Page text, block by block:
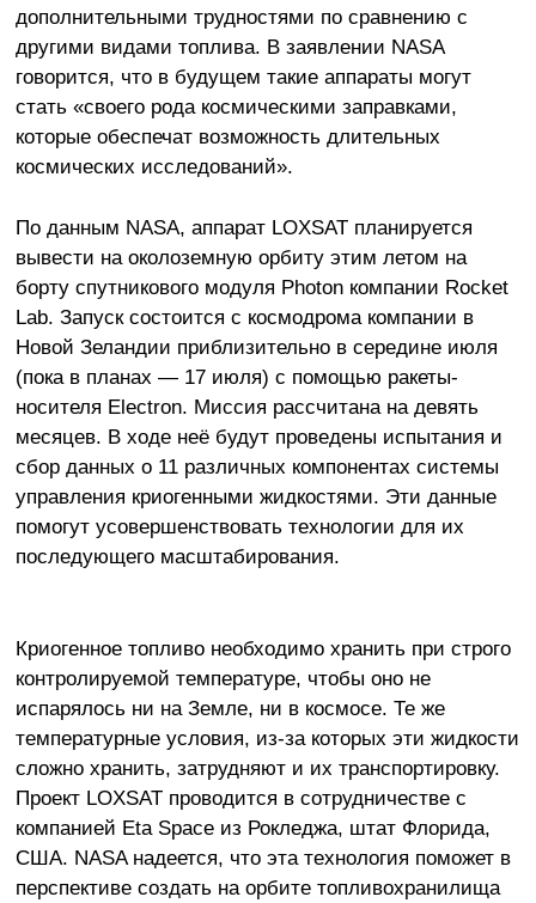
дополнительными трудностями по сравнению с
другими видами топлива. В заявлении NASA
говорится, что в будущем такие аппараты могут
стать «своего рода космическими заправками,
которые обеспечат возможность длительных
космических исследований».
По данным NASA, аппарат LOXSAT планируется
вывести на околоземную орбиту этим летом на
борту спутникового модуля Photon компании Rocket
Lab. Запуск состоится с космодрома компании в
Новой Зеландии приблизительно в середине июля
(пока в планах — 17 июля) с помощью ракеты-
носителя Electron. Миссия рассчитана на девять
месяцев. В ходе неё будут проведены испытания и
сбор данных о 11 различных компонентах системы
управления криогенными жидкостями. Эти данные
помогут усовершенствовать технологии для их
последующего масштабирования.
Криогенное топливо необходимо хранить при строго
контролируемой температуре, чтобы оно не
испарялось ни на Земле, ни в космосе. Те же
температурные условия, из-за которых эти жидкости
сложно хранить, затрудняют и их транспортировку.
Проект LOXSAT проводится в сотрудничестве с
компанией Eta Space из Рокледжа, штат Флорида,
США. NASA надеется, что эта технология поможет в
перспективе создать на орбите топливохранилища